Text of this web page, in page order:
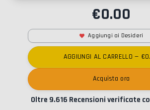
Aggiungi ai Desideri
€0.00
AGGIUNGI AL CARRELLO — €
Acquista ora
Oltre 9.616 Recensioni verificate